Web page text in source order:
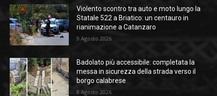
Violento scontro tra auto e moto lungo la
Statale 522 a Briatico: un centauro in
rianimazione a Catanzaro
9 Agosto 2026
Badolato più accessibile: completata la
messa in sicurezza della strada verso il
borgo calabrese
8 Agosto 2026